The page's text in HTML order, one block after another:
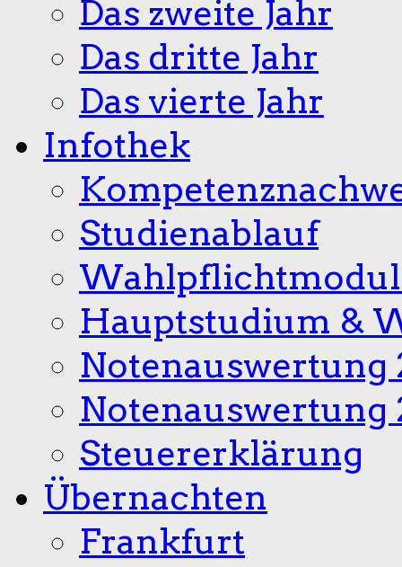
Das zweite Jahr
Das dritte Jahr
Das vierte Jahr
Infothek
Studienablauf
Hauptstudium &
Notenauswertung
Notenauswertung
Steuererklärung
Übernachten
Frankfurt